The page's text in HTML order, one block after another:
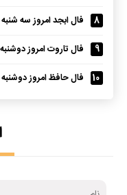
8
فال ابجد امروز سه شنبه 5 اسفند 1404؛ رمز آرامش
9
فال تاروت امروز دوشنبه 4 اسفند 1404؛ انرژی های مثبت اسفند
10
فال حافظ امروز دوشنبه 4 اسفند 1404 + تفسیر